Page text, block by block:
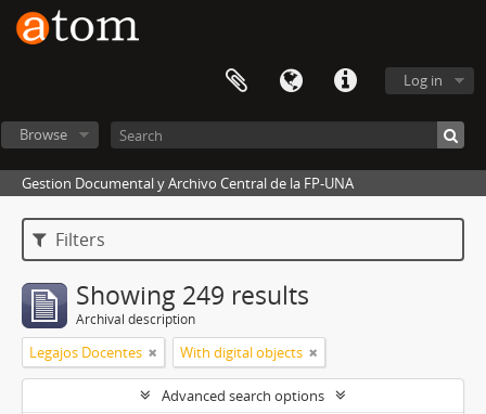
Log in
Browse
Gestion Documental y Archivo Central de la FP-UNA
Filters
Showing 249 results
Archival description
Legajos Docentes With digital objects
Advanced search options